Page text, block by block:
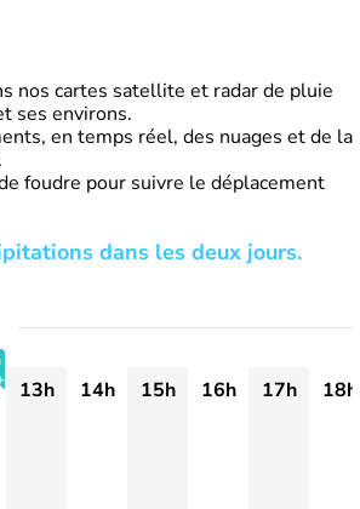
nos cartes satellite et radar de pluie
ses environs.
en temps réel, des nuages et de la
.
foudre pour suivre le déplacement
dans les deux jours.
13h 14h 15h 16h 17h
18h